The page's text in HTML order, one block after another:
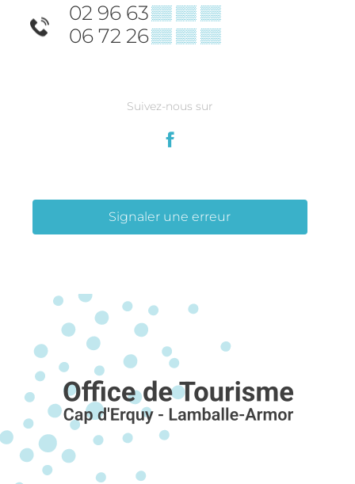
02 96 63▒▒ ▒▒ ▒▒
06 72 26▒▒ ▒▒ ▒▒
Suivez-nous sur
Signaler une erreur